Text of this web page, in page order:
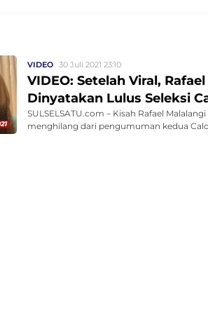
VIDEO 30 Juli 2021 23:10
VIDEO: Setelah Viral,
Dinyatakan Lulus Seleksi
SULSELSATU.com – Kisah Rafael
menghilang dari pengumuman kedua